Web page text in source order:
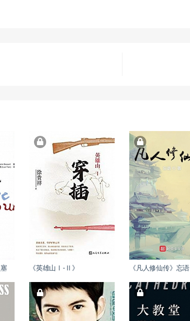
《英雄山Ⅰ-Ⅱ》 《凡人修仙传》忘语